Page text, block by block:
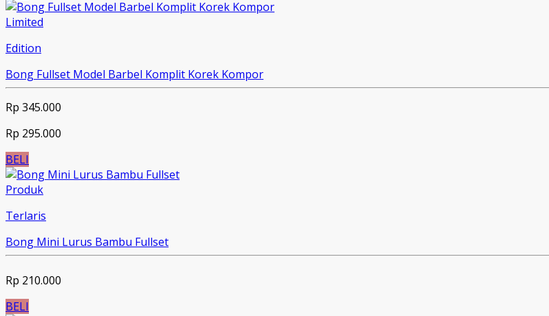
Limited
Edition
Bong Fullset Model Barbel Komplit Korek Kompor
Rp 345.000
Rp 295.000
BELI
Produk
Terlaris
Bong Mini Lurus Bambu Fullset
Rp 210.000
BELI